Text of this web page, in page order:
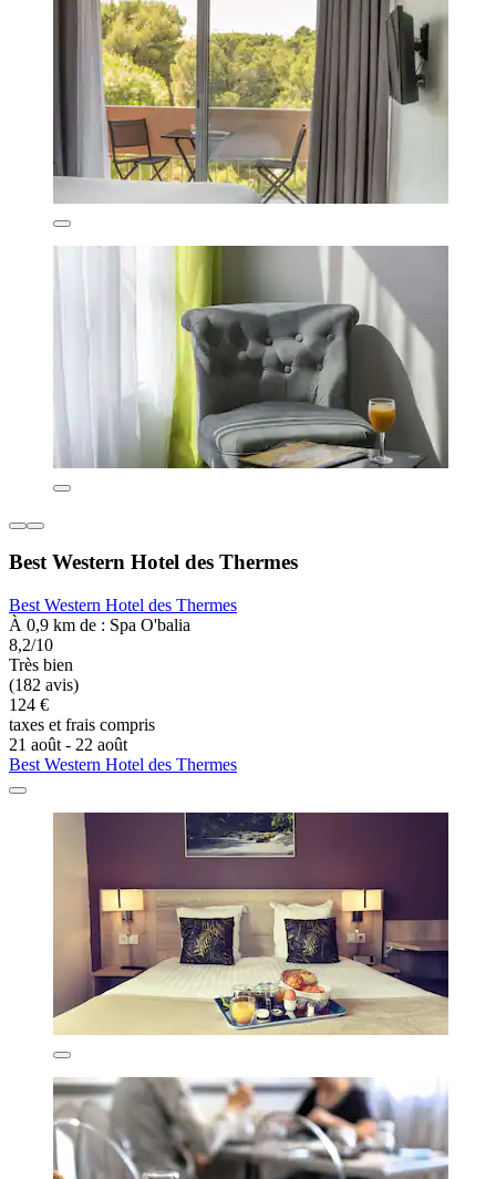
Best Western Hotel des Thermes
Best Western Hotel des Thermes
À 0,9 km de : Spa O'balia
8,2/10
Très bien
(182 avis)
124 €
taxes et frais compris
21 août - 22 août
Best Western Hotel des Thermes